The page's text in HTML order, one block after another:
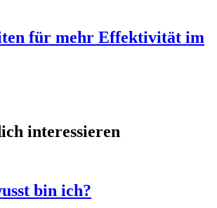
für mehr Effektivität im
interessieren
bin ich?